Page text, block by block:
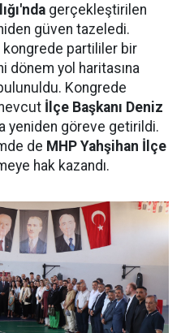
gerçekleştirilen
güven tazeledi.
kongrede partililer bir
dönem yol haritasına
Kongrede
İlçe Başkanı Deniz
yeniden göreve getirildi.
de MHP Yahşihan İlçe
hak kazandı.